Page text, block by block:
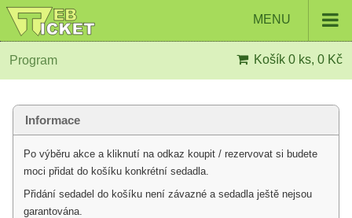
MENU
Program Košík 0 ks, 0 Kč
Informace
Po výběru akce a kliknutí na odkaz koupit / rezervovat si budete
moci přidat do košíku konkrétní sedadla.
Přidání sedadel do košíku není závazné a sedadla ještě nejsou
garantována.